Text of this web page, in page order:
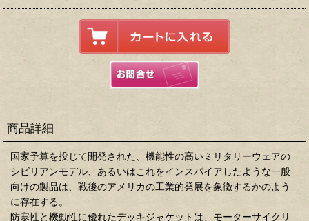
商品詳細
国家予算を投じて開発された、機能性の高いミリタリーウェアの
シビリアンモデル、あるいはこれをインスパイアしたような一般
向けの製品は、戦後のアメリカの工業的発展を象徴するかのよう
に存在する。
防寒性と機動性に優れたデッキジャケットは、モーターサイクリ